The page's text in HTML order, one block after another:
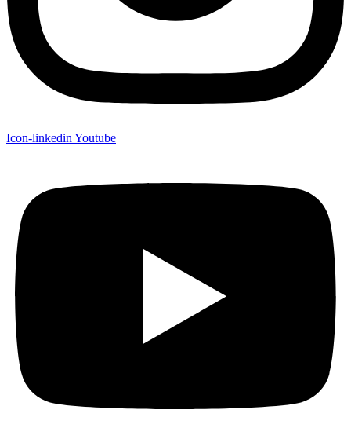
Icon-linkedin Youtube